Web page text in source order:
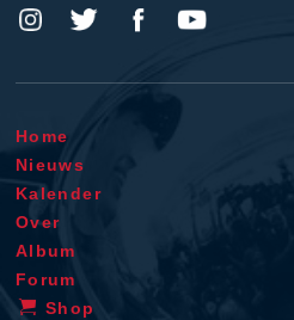
Home
Nieuws
Kalender
Over
Album
Forum
Shop